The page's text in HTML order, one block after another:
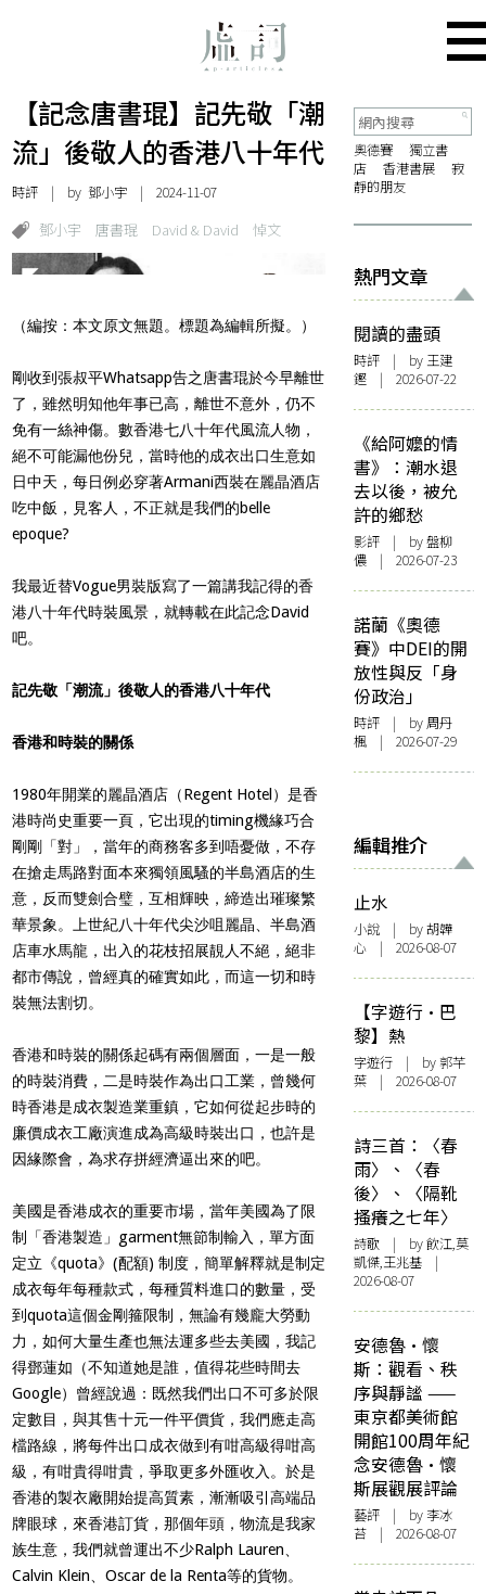
【記念唐書琨】記先敬「潮
流」後敬人的香港八十年代
時評 | by 鄧小宇 | 2024-11-07
鄧小宇 唐書琨 David & David 悼文
（編按：本文原文無題。標題為編輯所擬。）
剛收到張叔平Whatsapp告之唐書琨於今早離世
了，雖然明知他年事已高，離世不意外，仍不
免有一絲神傷。數香港七八十年代風流人物，
絕不可能漏他份兒，當時他的成衣出口生意如
日中天，每日例必穿著Armani西裝在麗晶酒店
吃中飯，見客人，不正就是我們的belle
epoque?
我最近替Vogue男裝版寫了一篇講我記得的香
港八十年代時裝風景，就轉載在此記念David
吧。
記先敬「潮流」後敬人的香港八十年代
香港和時裝的關係
1980年開業的麗晶酒店（Regent Hotel）是香
港時尚史重要一頁，它出現的timing機緣巧合
剛剛「對」，當年的商務客多到唔憂做，不存
在搶走馬路對面本來獨領風騷的半島酒店的生
意，反而雙劍合璧，互相輝映，締造出璀璨繁
華景象。上世紀八十年代尖沙咀麗晶、半島酒
店車水馬龍，出入的花枝招展靚人不絕，絕非
都市傳說，曾經真的確實如此，而這一切和時
裝無法割切。
香港和時裝的關係起碼有兩個層面，一是一般
的時裝消費，二是時裝作為出口工業，曾幾何
時香港是成衣製造業重鎮，它如何從起步時的
廉價成衣工廠演進成為高級時裝出口，也許是
因緣際會，為求存拼經濟逼出來的吧。
美國是香港成衣的重要市場，當年美國為了限
制「香港製造」garment無節制輸入，單方面
定立《quota》(配額) 制度，簡單解釋就是制定
成衣每年每種款式，每種質料進口的數量，受
到quota這個金剛箍限制，無論有幾龐大勞動
力，如何大量生產也無法運多些去美國，我記
得鄧蓮如（不知道她是誰，值得花些時間去
Google）曾經說過：既然我們出口不可多於限
定數目，與其售十元一件平價貨，我們應走高
檔路線，將每件出口成衣做到有咁高級得咁高
級，有咁貴得咁貴，爭取更多外匯收入。於是
香港的製衣廠開始提高質素，漸漸吸引高端品
牌眼球，來香港訂貨，那個年頭，物流是我家
族生意，我們就曾運出不少Ralph Lauren、
Calvin Klein、Oscar de la Renta等的貨物。
奧德賽
獨立書
店
香港書展
寂
靜的朋友
熱門文章
閱讀的盡頭
時評 | by 王建
鏗 | 2026-07-22
《給阿嬤的情
書》：潮水退
去以後，被允
許的鄉愁
影評 | by 盤柳
儂 | 2026-07-23
諾蘭《奧德
賽》中DEI的開
放性與反「身
份政治」
時評 | by周丹
楓 | 2026-07-29
編輯推介
止水
小說 | by 胡韡
心 | 2026-08-07
【字遊行·巴
黎】熱
字遊行 | by 郭芊
葉 | 2026-08-07
詩三首：〈春
雨〉、〈春
後〉、〈隔靴
搔癢之七年〉
詩歌 | by 飲江,莫
凱傑,王兆基 |
2026-08-07
安德魯·懷
斯：觀看、秩
序與靜謐 ——
東京都美術館
開館100周年紀
念安德魯·懷
斯展觀展評論
藝評 | by 李冰
苔 | 2026-08-07